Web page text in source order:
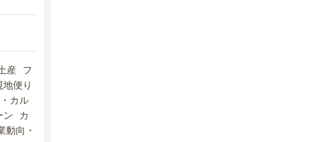
産 フ
便り
カル
ン カ
動向・